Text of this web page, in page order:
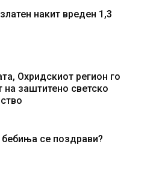
накит вреден 1,3
Охридскиот регион го
на заштитено светско
бебиња се поздрави?